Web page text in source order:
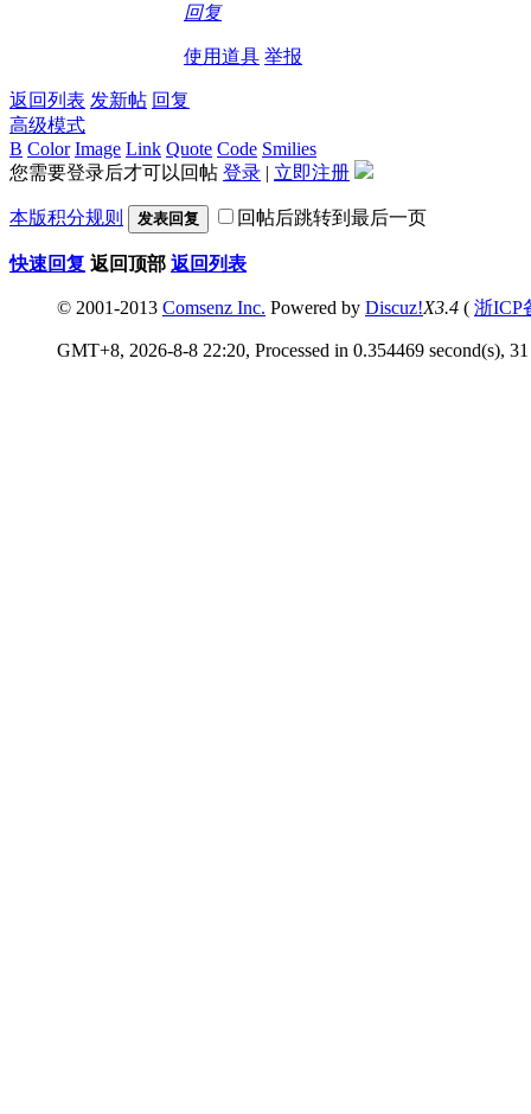
回复
使用道具 举报
返回列表 发新帖 回复
高级模式
B Color Image Link Quote Code Smilies
您需要登录后才可以回帖 登录 | 立即注册
本版积分规则 发表回复 回帖后跳转到最后一页
快速回复 返回顶部 返回列表
© 2001-2013 Comsenz Inc. Powered by Discuz!X3.4 ( 浙ICP
GMT+8, 2026-8-8 22:20, Processed in 0.354469 second(s),